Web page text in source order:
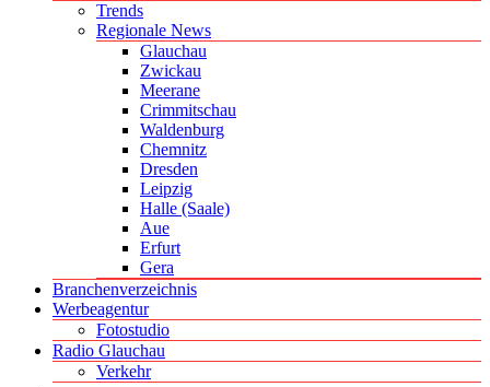
Trends
Regionale News
Glauchau
Zwickau
Meerane
Crimmitschau
Waldenburg
Chemnitz
Dresden
Leipzig
Halle (Saale)
Aue
Erfurt
Gera
Branchenverzeichnis
Werbeagentur
Fotostudio
Radio Glauchau
Verkehr